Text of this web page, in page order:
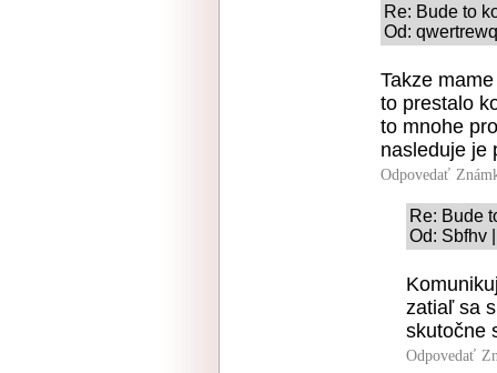
Re: Bude to
Od:
Takze
to prestalo
to mnohe
nasleduje je
Odpovedať
Re: Bude
Od: Sbfhv
zatiaľ sa
skutočne
Odpovedať